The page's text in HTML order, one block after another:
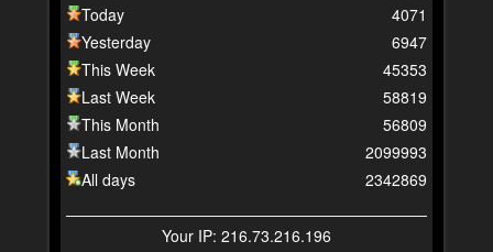
Today
Yesterday
This Week
Last Week
This Month
Last Month
All days
4071
6947
45353
58819
56809
2099993
2342869
Your IP: 216.73.216.196